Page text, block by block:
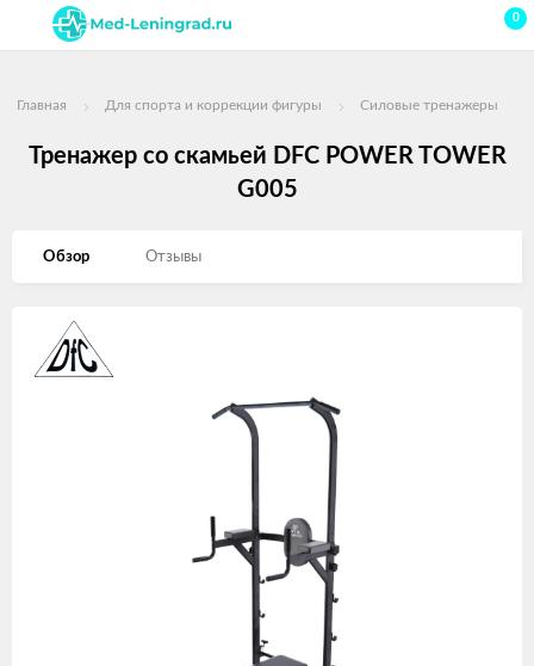
0
Главная Для спорта и коррекции фигуры Силовые тренажеры
Тренажер со скамьей DFC POWER TOWER
G005
Обзор Отзывы
Изображения